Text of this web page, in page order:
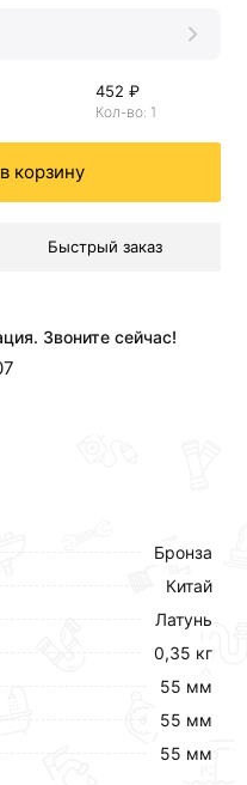
Бронза
Китай
Латунь
0,35 кг
55 мм
55 мм
55 мм
452 ₽
Кол-во: 1
корзину
Быстрый заказ
Звоните сейчас!